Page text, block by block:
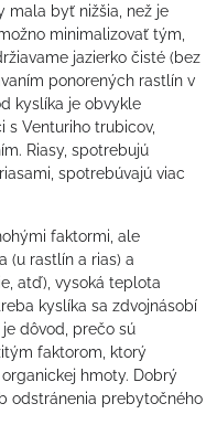
mala byť nižšia, než je
minimalizovať tým,
jazierko čisté (bez
ponorených rastlín v
kyslíka je obvykle
s Venturiho trubicov,
Riasy, spotrebujú
spotrebúvajú viac
faktormi, ale
(u rastlín a rias) a
atď), vysoká teplota
kyslíka sa zdvojnásobí
je dôvod, prečo sú
faktorom, ktorý
hmoty. Dobrý
odstránenia prebytočného